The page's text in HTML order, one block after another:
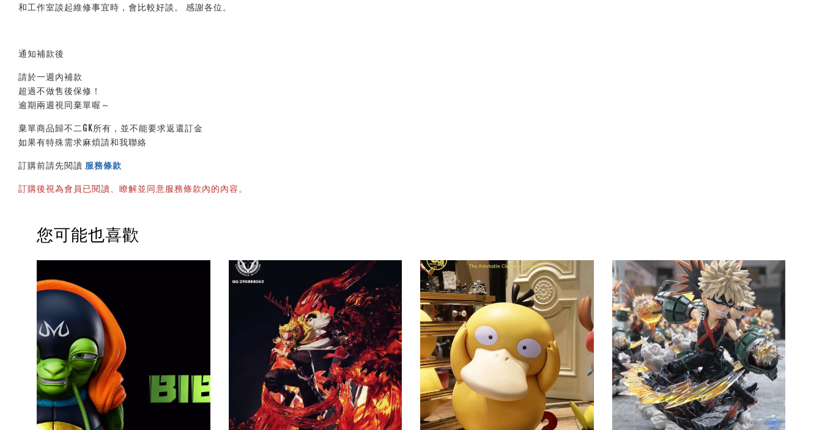
和工作室談起維修事宜時，會比較好談。 感謝各位。
通知補款後
請於一週內補款
超過不做售後保修！
逾期兩週視同棄單喔～
棄單商品歸不二GK所有，並不能要求返還訂金
如果有特殊需求麻煩請和我聯絡
訂購前請先閱讀 服務條款
訂購後視為會員已閱讀、瞭解並同意服務條款內的內容。
您可能也喜歡